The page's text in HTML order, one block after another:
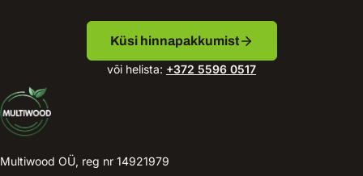
Küsi hinnapakkumist
või helista: +372 5596 0517
Multiwood OÜ, reg nr 14921979